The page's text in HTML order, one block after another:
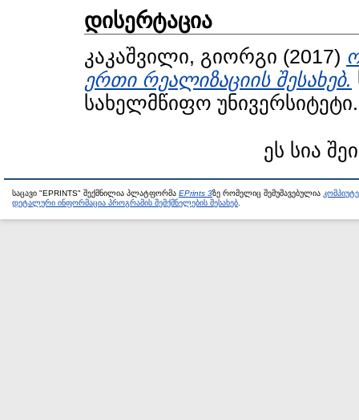
დისერტაცია
კაკაშვილი, გიორგი (2017)
ერთი რეალიზაციის შესახებ.
სახელმწიფო უნივერსიტეტი.
ეს სია
საცავი "EPRINTS" შექმნილია პლატფორმა EPrints 3ზე რომელიც შემუშავებულია
დეტალური ინფორმაცია პროგრამის შემქმნელების შესახებ